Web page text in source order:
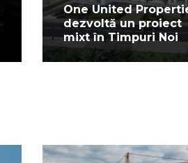
One United
dezvoltă un proiect
mixt în Timpuri Noi